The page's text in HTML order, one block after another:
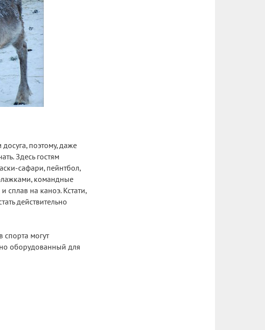
поэтому, даже
Здесь гостям
сафари, пейнтбол,
командные
сплав на каноэ. Кстати,
действительно
могут
оборудованный для